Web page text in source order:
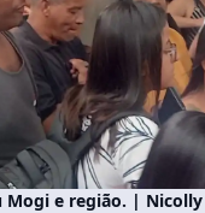
e região. |